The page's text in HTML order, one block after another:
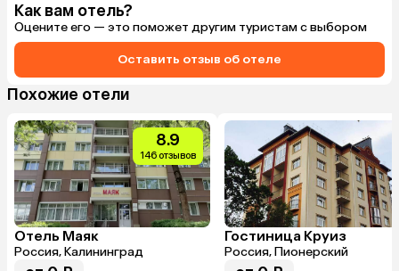
на выбор.
Все в
Как вам отель?
Оцените его — это поможет другим туристам с выбором
Оставить отзыв об отеле
Похожие отели
8.9
146 отзывов
Отель Маяк
Россия, Калининград
Гостиница Круиз
Россия, Пионерский